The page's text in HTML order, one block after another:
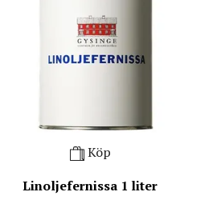
Köp
Linoljefernissa 1 liter